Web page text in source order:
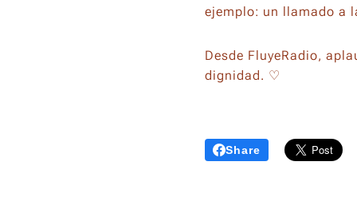
ejemplo: un llamado a
Desde FluyeRadio,
dignidad. ♡
Share